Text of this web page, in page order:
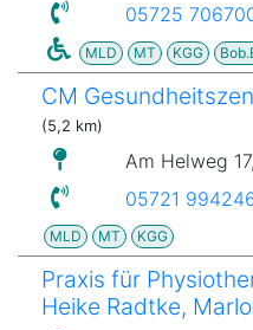
05725
MLD MT KGG
CM
(5,2 km)
Am Helweg
05721
MLD MT KGG
Praxis für
Heike Radtke,